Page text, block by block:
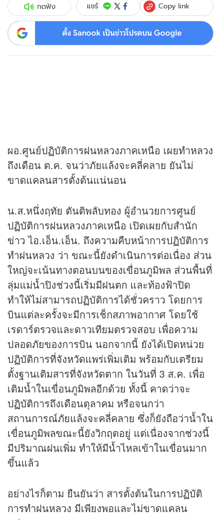
กดฟัง แชร์ Copy link
ตั้ง Sanook เป็นข่าวโปรดบน Google
ผอ.ศูนย์ปฏิบัติการฝนหลวงภาคเหนือ เผยทำหลวง
ถึงเดือน ต.ค. จนว่าภัยแล้งจะคลี่คลาย ยันไม่
ขาดแคลนสารตั้งต้นแน่นอน
น.ส.หนึ่งฤทัย ตันติพลับทอง ผู้อำนวยการศูนย์
ปฏิบัติการฝนหลวงภาคเหนือ เปิดเผยกับสำนัก
ข่าวไอ.เอ็น.เอ็น. ถึงความคืบหน้าการปฏิบัติการ
ทำฝนหลวง ว่า ขณะนี้ยังดำเนินการต่อเนื่อง ส่วน
ใหญ่จะเน้นทางตอนบนของเขื่อนภูมิพล ส่วนพื้นที่
ลุ่มแม่น้ำปิงช่วงนี้เริ่มมีฝนตก และท้องฟ้าปิด
ทำให้ไม่สามารถปฏิบัติการได้ชั่วคราว โดยการ
บินแต่ละครั้งจะมีการเช็กสภาพอากาศ โดยใช้
เรดาร์ตรวจและดาวเทียมตรวจสอบ เพื่อความ
ปลอดภัยของการบิน นอกจากนี้ ยังได้เปิดหน่วย
ปฏิบัติการที่จังหวัดแพร่เพิ่มเติม พร้อมกับเตรียม
ตั้งฐานเติมสารที่จังหวัดตาก ในวันที่ 3 ส.ค. เพื่อ
เติมน้ำในเขื่อนภูมิพลอีกด้วย ทั้งนี้ คาดว่าจะ
ปฏิบัติการถึงเดือนตุลาคม หรือจนกว่า
สถานการณ์ภัยแล้งจะคลี่คลาย ซึ่งก็ยังถือว่าน้ำใน
เขื่อนภูมิพลขณะนี้ยังวิกฤตอยู่ แต่เนื่องจากช่วงนี้
มีปริมาณฝนเพิ่ม ทำให้มีน้ำไหลเข้าในเขื่อนมาก
ขึ้นแล้ว
อย่างไรก็ตาม ยืนยันว่า สารตั้งต้นในการปฏิบัติ
การทำฝนหลวง มีเพียงพอและไม่ขาดแคลน